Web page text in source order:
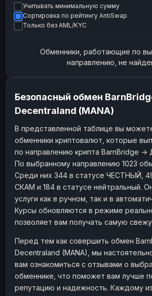
БАЛАНСЫ КРИПТОБИРЖ
Binance
RUB СБЕР
ДЕНЕЖНЫЕ ПЕРЕВОДЫ
ЗК USD
WU USD
ЗК
WU
НАЛИЧНЫЕ ДЕНЬГИ
Наличные
Наличные USD
Наличные
Наличные
Наличные
Учитывать минимальную сумму
Сортировка по рейтингу AntiSwap
Только без AML/KYC
Обменники, работающие по
направлению, не
Безопасный обмен
Decentraland (MANA)
В представленной таблице вы
обменники криптовалют, которые
по направлению крипта BarnBridge →
По выбранному направлению 1023
Среди них 344 в статусе ЧЕСТНЫЙ,
СКАМ и 184 в статусе нейтральный.
услуги как в ручном, так и в
Курсы обновляются в режиме
позволяет вам получать самую
Перед тем как совершить обмен
Decentraland (MANA), мы
вам ознакомиться с отзывами о
обменнике, что поможет вам лучше
репутацию и надежность. Каждому